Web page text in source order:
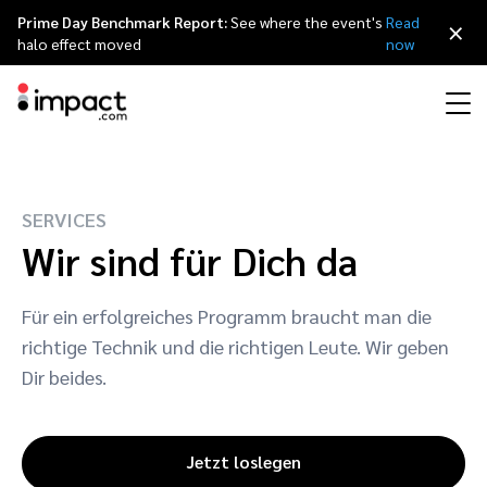
Partnermanagement-Plattform impact.com bietet eine All-in-One
Lösung
Discover & Recruit Contract & Pay
Track Engage
Protect & Monitor Optimize
Creator
Finde, manage und analysiere Creator-Partnerschaften
Influencer Marketing
Marketing für Ihr Weiterempfehlungsprogramm
Mobile Partnerschaften
Affiliate-Partner
Influencer Partners
Mobile App Partner
Agenturverzeichnis
Tech-Partner
Tech-Partner directory
Customer Stories
Partnership Economy
Veranstaltungen
Karriere
Pressemeldungen
日本語
Italiano
Français
Prime Day Benchmark Report:See where the event's
halo effect moved
Read
now
×
SERVICES
Wir sind für Dich da
Für ein erfolgreiches Programm braucht man die
richtige Technik und die richtigen Leute. Wir geben
Dir beides.
Jetzt loslegen